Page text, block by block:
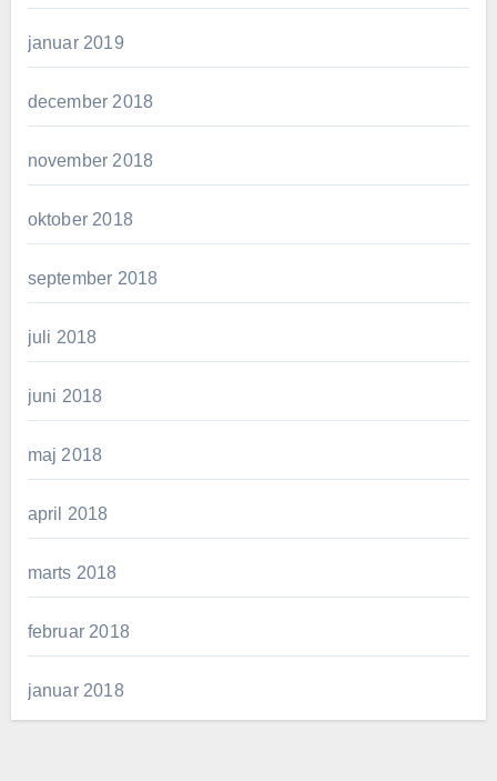
januar 2019
december 2018
november 2018
oktober 2018
september 2018
juli 2018
juni 2018
maj 2018
april 2018
marts 2018
februar 2018
januar 2018